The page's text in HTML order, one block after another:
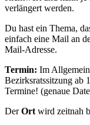
verlängert werden.
Du hast ein Thema,
einfach eine Mail an
Mail-Adresse.
Termin: Im
Bezirksratssitzung ab
Termine! (genaue
DerOrt wird zeitnah